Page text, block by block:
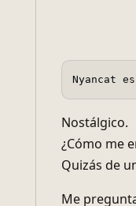
Nyancat
Nostálgico.
¿Cómo me
Quizás de
Me